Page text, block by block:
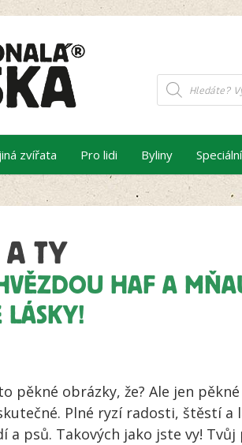
Products
search
zvířata Pro lidi Byliny
A TY
HAF A
LÁSKY!
pěkné obrázky, že? Ale jen
Plné ryzí radosti, štěstí a
a psů. Takových jako jste vy! Tvůj